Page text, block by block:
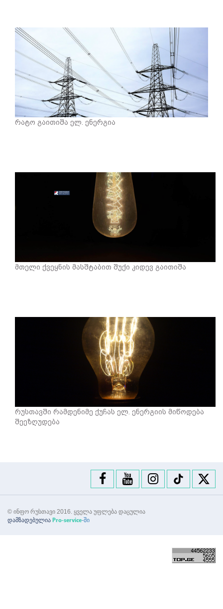
რატო გაითიშა ელ. ენერგია
მთელი ქვეყნის მასშტაბით შუქი კიდევ გაითიშა
რუსთავში რამდენიმე ქუჩას ელ. ენერგიის მიწოდება
შეეზღუდება
© ინფო რუსთავი 2016. ყველა უფლება დაცულია
დამზადებულია Pro-service-ში